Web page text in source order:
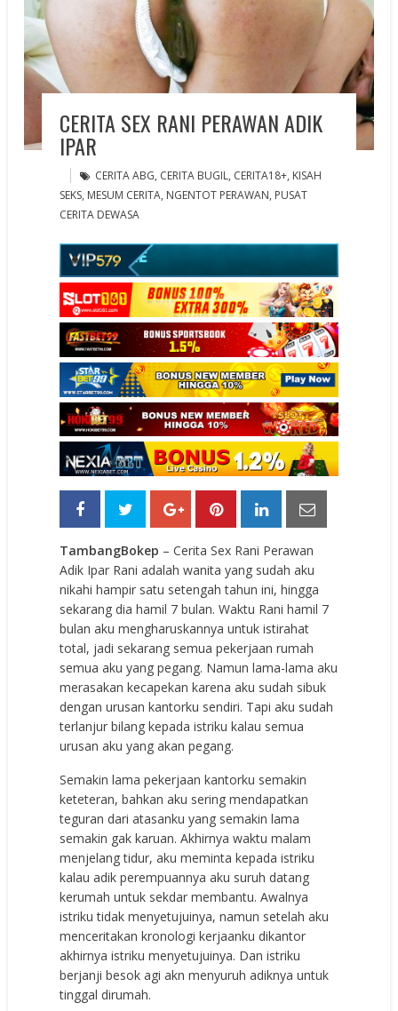
CERITA SEX RANI PERAWAN ADIK
IPAR
CERITA ABG, CERITA BUGIL, CERITA18+, KISAH
SEKS, MESUM CERITA, NGENTOT PERAWAN, PUSAT
CERITA DEWASA
TambangBokep – Cerita Sex Rani Perawan
Adik Ipar Rani adalah wanita yang sudah aku
nikahi hampir satu setengah tahun ini, hingga
sekarang dia hamil 7 bulan. Waktu Rani hamil 7
bulan aku mengharuskannya untuk istirahat
total, jadi sekarang semua pekerjaan rumah
semua aku yang pegang. Namun lama-lama aku
merasakan kecapekan karena aku sudah sibuk
dengan urusan kantorku sendiri. Tapi aku sudah
terlanjur bilang kepada istriku kalau semua
urusan aku yang akan pegang.
Semakin lama pekerjaan kantorku semakin
keteteran, bahkan aku sering mendapatkan
teguran dari atasanku yang semakin lama
semakin gak karuan. Akhirnya waktu malam
menjelang tidur, aku meminta kepada istriku
kalau adik perempuannya aku suruh datang
kerumah untuk sekdar membantu. Awalnya
istriku tidak menyetujuinya, namun setelah aku
menceritakan kronologi kerjaanku dikantor
akhirnya istriku menyetujuinya. Dan istriku
berjanji besok agi akn menyuruh adiknya untuk
tinggal dirumah.